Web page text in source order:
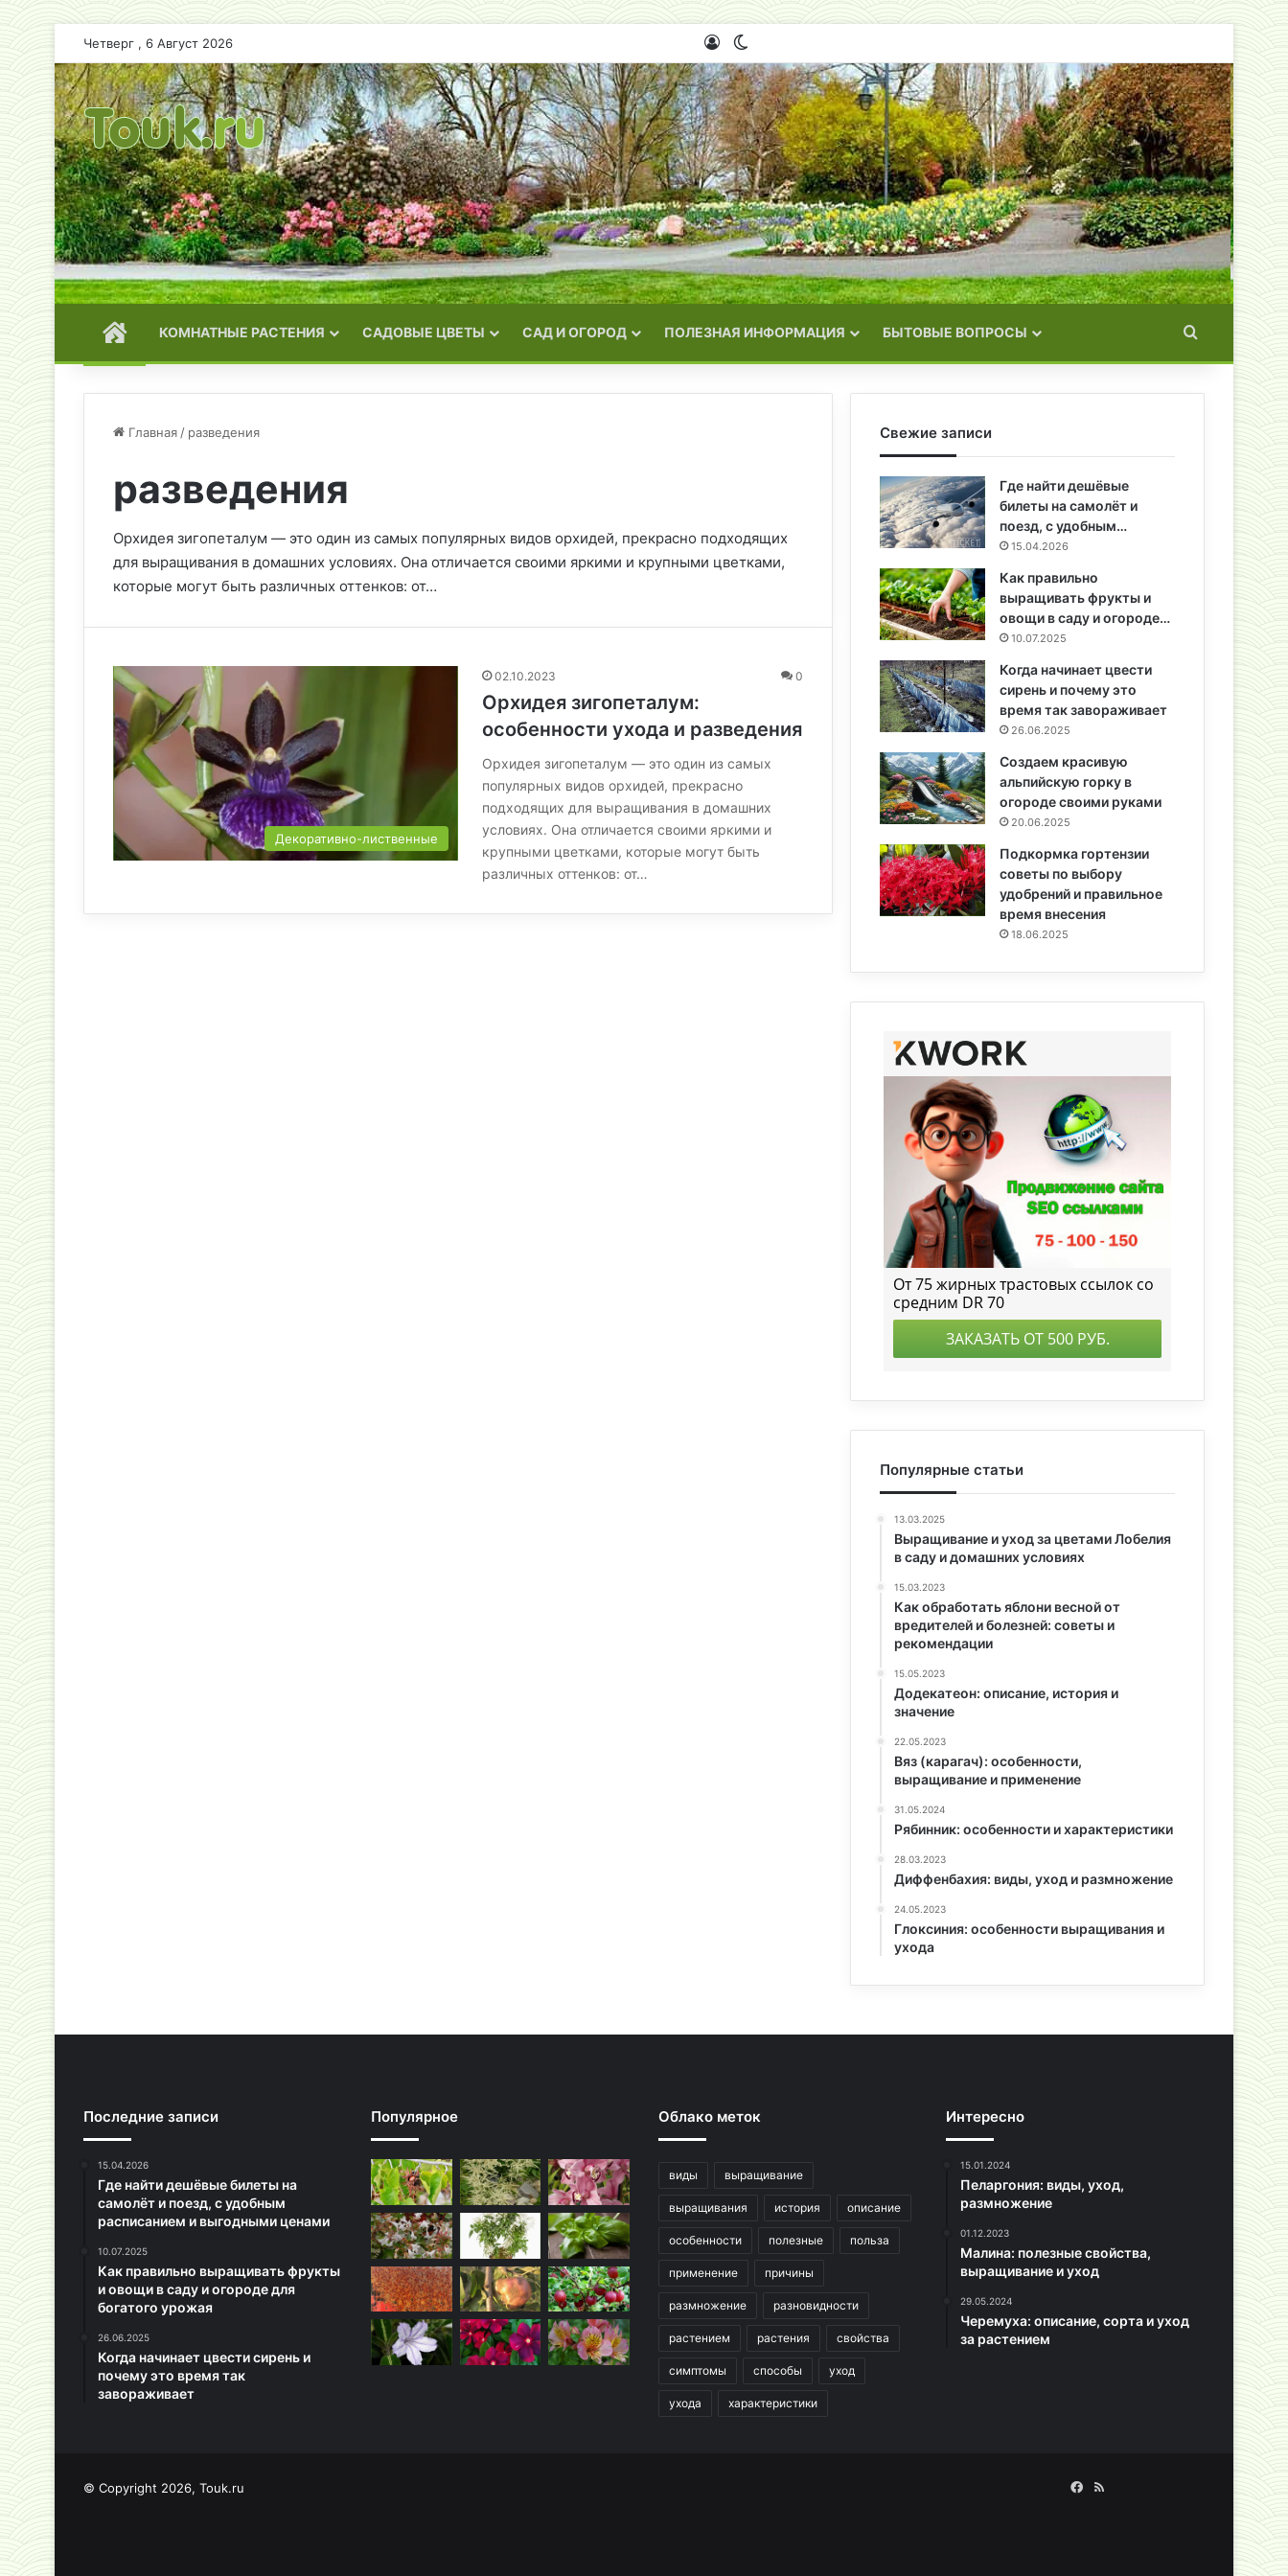
Четверг , 6 Август 2026 Войти
ГЛАВНАЯКОМНАТНЫЕ РАСТЕНИЯ САДОВЫЕ ЦВЕТЫ САД И ОГОРОД ПОЛЕЗНАЯ ИНФОРМАЦИЯ БЫТОВЫЕ ВОПРОСЫ Искать
Главная / разведения
разведения
Орхидея зигопеталум — это один из самых популярных видов орхидей, прекрасно подходящих
для выращивания в домашних условиях. Она отличается своими яркими и крупными цветками,
которые могут быть различных оттенков: от…
Декоративно-лиственные
02.10.2023 0
Орхидея зигопеталум:
особенности ухода и разведения
Орхидея зигопеталум — это один из самых
популярных видов орхидей, прекрасно
подходящих для выращивания в домашних
условиях. Она отличается своими яркими и
крупными цветками, которые могут быть
различных оттенков: от…
Свежие записи
Где найти дешёвые
билеты на самолёт и
поезд, с удобным…
15.04.2026
Как правильно
выращивать фрукты и
овощи в саду и огороде…
10.07.2025
Когда начинает цвести
сирень и почему это
время так завораживает
26.06.2025
Создаем красивую
альпийскую горку в
огороде своими руками
20.06.2025
Подкормка гортензии
советы по выбору
удобрений и правильное
время внесения
18.06.2025
Популярные статьи
13.03.2025
Выращивание и уход за цветами Лобелия
в саду и домашних условиях
15.03.2023
Как обработать яблони весной от
вредителей и болезней: советы и
рекомендации
15.05.2023
Додекатеон: описание, история и
значение
22.05.2023
Вяз (карагач): особенности,
выращивание и применение
31.05.2024
Рябинник: особенности и характеристики
28.03.2023
Диффенбахия: виды, уход и размножение
24.05.2023
Глоксиния: особенности выращивания и
ухода
Последние записи
15.04.2026
Где найти дешёвые билеты на
самолёт и поезд, с удобным
расписанием и выгодными ценами
10.07.2025
Как правильно выращивать фрукты
и овощи в саду и огороде для
богатого урожая
26.06.2025
Когда начинает цвести сирень и
почему это время так
завораживает
Популярное Облако меток
виды выращивание
выращивания история описание
особенности полезные польза
применение причины
размножение разновидности
растением растения свойства
симптомы способы уход
ухода характеристики
Интересно
15.01.2024
Пеларгония: виды, уход,
размножение
01.12.2023
Малина: полезные свойства,
выращивание и уход
29.05.2024
Черемуха: описание, сорта и уход
за растением
© Copyright 2026, Touk.ru Facebook